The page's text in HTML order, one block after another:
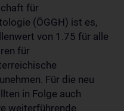
für
(ÖGGH) ist es,
von 1.75 für alle
für
Für die neu
in Folge auch
weiterführende